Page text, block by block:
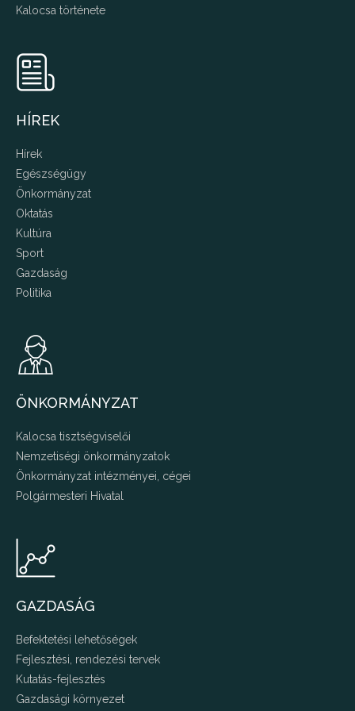
Kalocsa története
HÍREK
Hírek
Egészségügy
Önkormányzat
Oktatás
Kultúra
Sport
Gazdaság
Politika
ÖNKORMÁNYZAT
Kalocsa tisztségviselői
Nemzetiségi önkormányzatok
Önkormányzat intézményei, cégei
Polgármesteri Hivatal
GAZDASÁG
Befektetési lehetőségek
Fejlesztési, rendezési tervek
Kutatás-fejlesztés
Gazdasági környezet